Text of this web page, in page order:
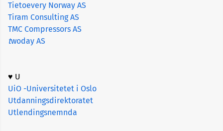
Tietoevery Norway AS
Tiram Consulting AS
TMC Compressors AS
twoday AS
♥ U
UiO -Universitetet i Oslo
Utdanningsdirektoratet
Utlendingsnemnda